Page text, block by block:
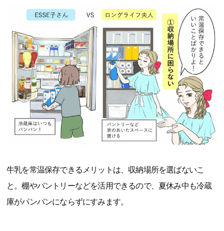
牛乳を常温保存できるメリットは、収納場所を選ばないこ
と。棚やパントリーなどを活用できるので、夏休み中も冷蔵
庫がパンパンにならずにすみます。